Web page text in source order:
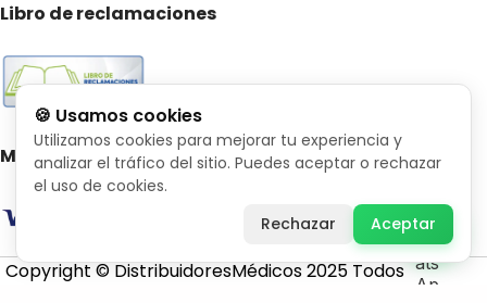
Libro de reclamaciones
Medios de pago
Copyright © DistribuidoresMédicos 2025 Todos
🍪 Usamos cookies
Utilizamos cookies para mejorar tu experiencia y
analizar el tráfico del sitio. Puedes aceptar o rechazar
el uso de cookies.
Rechazar
Aceptar